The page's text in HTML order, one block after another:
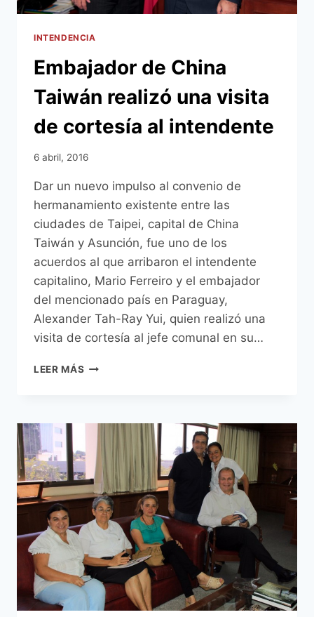
INTENDENCIA
Embajador de China
Taiwán realizó una visita
de cortesía al intendente
6 abril, 2016
Dar un nuevo impulso al convenio de
hermanamiento existente entre las
ciudades de Taipei, capital de China
Taiwán y Asunción, fue uno de los
acuerdos al que arribaron el intendente
capitalino, Mario Ferreiro y el embajador
del mencionado país en Paraguay,
Alexander Tah-Ray Yui, quien realizó una
visita de cortesía al jefe comunal en su…
LEER MÁS EMBAJADOR
REALIZÓ
VISITA
DE
CORTESÍA
AL
INTENDENTE